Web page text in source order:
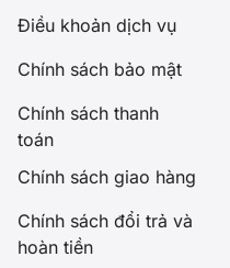
Điều khoản dịch vụ
Chính sách bảo mật
Chính sách thanh
toán
Chính sách giao hàng
Chính sách đổi trả và
hoàn tiền